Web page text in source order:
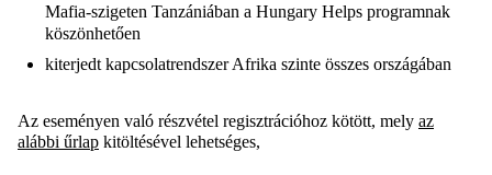
Mafia-szigeten Tanzániában a Hungary Helps programnak
köszönhetően
kiterjedt kapcsolatrendszer Afrika szinte összes országában
Az eseményen való részvétel regisztrációhoz kötött, mely az
alábbi űrlap kitöltésével lehetséges,